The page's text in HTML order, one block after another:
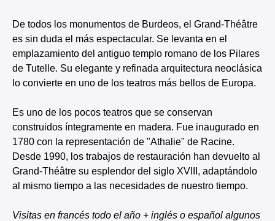
De todos los monumentos de Burdeos, el Grand-Théâtre
es sin duda el más espectacular. Se levanta en el
emplazamiento del antiguo templo romano de los Pilares
de Tutelle. Su elegante y refinada arquitectura neoclásica
lo convierte en uno de los teatros más bellos de Europa.
Es uno de los pocos teatros que se conservan
construidos íntegramente en madera. Fue inaugurado en
1780 con la representación de "Athalie" de Racine.
Desde 1990, los trabajos de restauración han devuelto al
Grand-Théâtre su esplendor del siglo XVIII, adaptándolo
al mismo tiempo a las necesidades de nuestro tiempo.
Visitas en francés todo el año + inglés o español algunos